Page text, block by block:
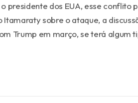
presidente dos EUA, esse conflito
sobre o ataque, a
Trump em março, se terá algum